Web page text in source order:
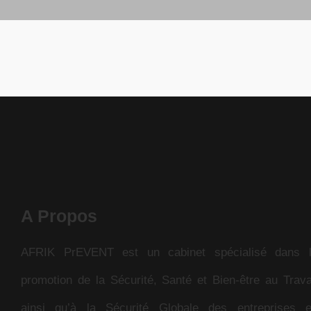
A Propos
AFRIK PrEVENT est un cabinet spécialisé dans
promotion de la Sécurité, Santé et Bien-être au
ainsi qu’à la Sécurité Globale des entreprises